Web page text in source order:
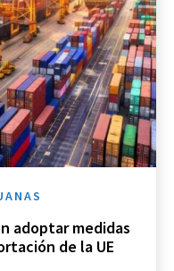
adoptar medidas
de la UE